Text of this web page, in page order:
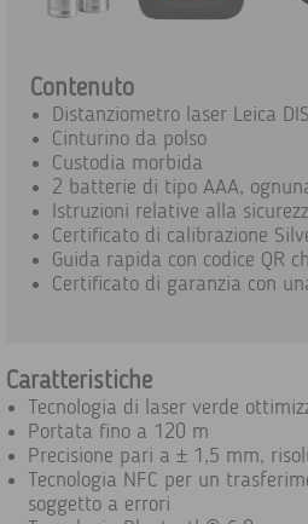
Contenuto
Distanziometro laser Leica
Cinturino da polso
Custodia morbida
2 batterie di tipo AAA,
Istruzioni relative alla
Certificato di calibrazione
Guida rapida con codice QR
Certificato di garanzia con
Caratteristiche
Tecnologia di laser verde
Portata fino a 120 m
Precisione pari a ± 1,5 mm,
Tecnologia NFC per un
soggetto a errori